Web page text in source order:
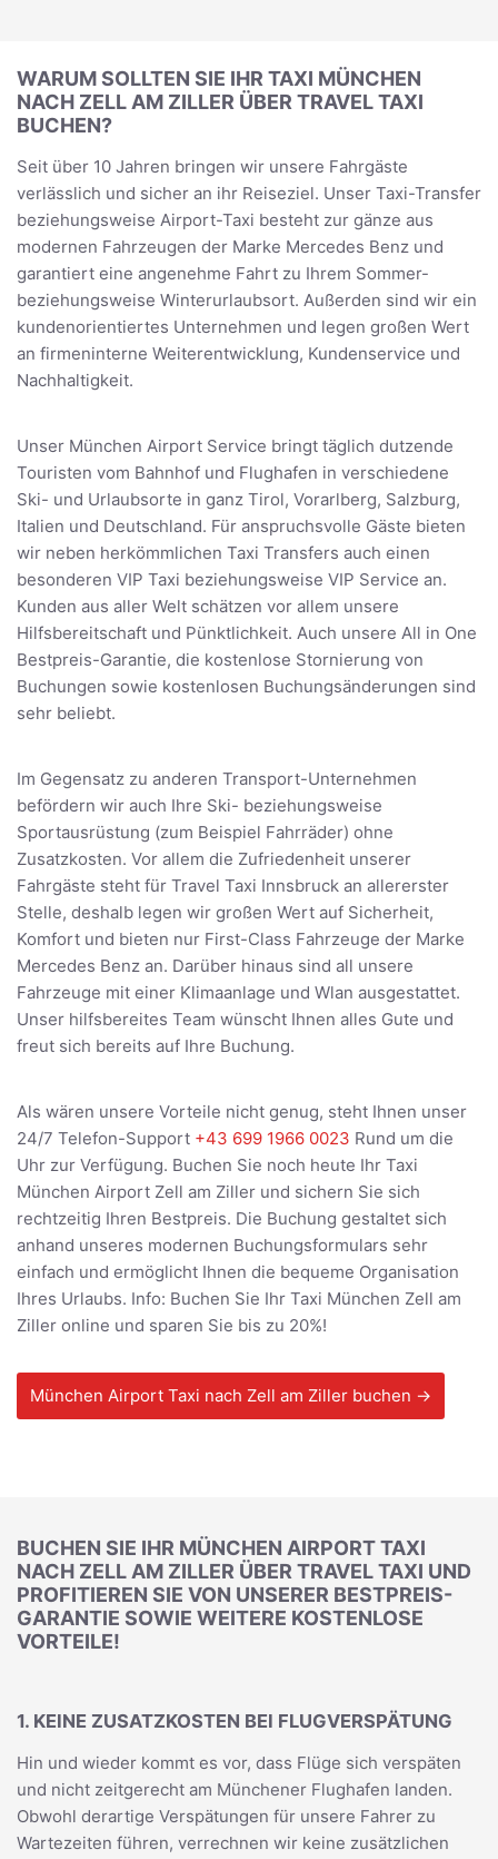
WARUM SOLLTEN SIE IHR TAXI MÜNCHEN
NACH ZELL AM ZILLER ÜBER TRAVEL TAXI
BUCHEN?
Seit über 10 Jahren bringen wir unsere Fahrgäste
verlässlich und sicher an ihr Reiseziel. Unser Taxi-Transfer
beziehungsweise Airport-Taxi besteht zur gänze aus
modernen Fahrzeugen der Marke Mercedes Benz und
garantiert eine angenehme Fahrt zu Ihrem Sommer-
beziehungsweise Winterurlaubsort. Außerden sind wir ein
kundenorientiertes Unternehmen und legen großen Wert
an firmeninterne Weiterentwicklung, Kundenservice und
Nachhaltigkeit.
Unser München Airport Service bringt täglich dutzende
Touristen vom Bahnhof und Flughafen in verschiedene
Ski- und Urlaubsorte in ganz Tirol, Vorarlberg, Salzburg,
Italien und Deutschland. Für anspruchsvolle Gäste bieten
wir neben herkömmlichen Taxi Transfers auch einen
besonderen VIP Taxi beziehungsweise VIP Service an.
Kunden aus aller Welt schätzen vor allem unsere
Hilfsbereitschaft und Pünktlichkeit. Auch unsere All in One
Bestpreis-Garantie, die kostenlose Stornierung von
Buchungen sowie kostenlosen Buchungsänderungen sind
sehr beliebt.
Im Gegensatz zu anderen Transport-Unternehmen
befördern wir auch Ihre Ski- beziehungsweise
Sportausrüstung (zum Beispiel Fahrräder) ohne
Zusatzkosten. Vor allem die Zufriedenheit unserer
Fahrgäste steht für Travel Taxi Innsbruck an allererster
Stelle, deshalb legen wir großen Wert auf Sicherheit,
Komfort und bieten nur First-Class Fahrzeuge der Marke
Mercedes Benz an. Darüber hinaus sind all unsere
Fahrzeuge mit einer Klimaanlage und Wlan ausgestattet.
Unser hilfsbereites Team wünscht Ihnen alles Gute und
freut sich bereits auf Ihre Buchung.
Als wären unsere Vorteile nicht genug, steht Ihnen unser
24/7 Telefon-Support +43 699 1966 0023 Rund um die
Uhr zur Verfügung. Buchen Sie noch heute Ihr Taxi
München Airport Zell am Ziller und sichern Sie sich
rechtzeitig Ihren Bestpreis. Die Buchung gestaltet sich
anhand unseres modernen Buchungsformulars sehr
einfach und ermöglicht Ihnen die bequeme Organisation
Ihres Urlaubs. Info: Buchen Sie Ihr Taxi München Zell am
Ziller online und sparen Sie bis zu 20%!
München Airport Taxi nach Zell am Ziller buchen →
BUCHEN SIE IHR MÜNCHEN AIRPORT TAXI
NACH ZELL AM ZILLER ÜBER TRAVEL TAXI UND
PROFITIEREN SIE VON UNSERER BESTPREIS-
GARANTIE SOWIE WEITERE KOSTENLOSE
VORTEILE!
1. KEINE ZUSATZKOSTEN BEI FLUGVERSPÄTUNG
Hin und wieder kommt es vor, dass Flüge sich verspäten
und nicht zeitgerecht am Münchener Flughafen landen.
Obwohl derartige Verspätungen für unsere Fahrer zu
Wartezeiten führen, verrechnen wir keine zusätzlichen